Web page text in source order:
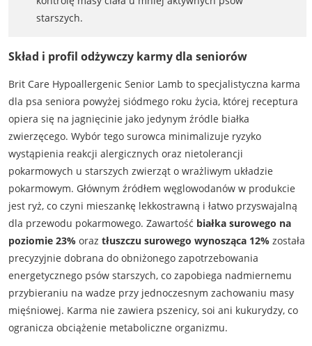
starszych.
Skład i profil odżywczy karmy dla seniorów
Brit Care Hypoallergenic Senior Lamb to specjalistyczna karma
dla psa seniora powyżej siódmego roku życia, której receptura
opiera się na jagnięcinie jako jedynym źródle białka
zwierzęcego. Wybór tego surowca minimalizuje ryzyko
wystąpienia reakcji alergicznych oraz nietolerancji
pokarmowych u starszych zwierząt o wrażliwym układzie
pokarmowym. Głównym źródłem węglowodanów w produkcie
jest ryż, co czyni mieszankę lekkostrawną i łatwo przyswajalną
dla przewodu pokarmowego. Zawartość białka surowego na
poziomie 23%oraz tłuszczu surowego wynosząca 12%została
precyzyjnie dobrana do obniżonego zapotrzebowania
energetycznego psów starszych, co zapobiega nadmiernemu
przybieraniu na wadze przy jednoczesnym zachowaniu masy
mięśniowej. Karma nie zawiera pszenicy, soi ani kukurydzy, co
ogranicza obciążenie metaboliczne organizmu.